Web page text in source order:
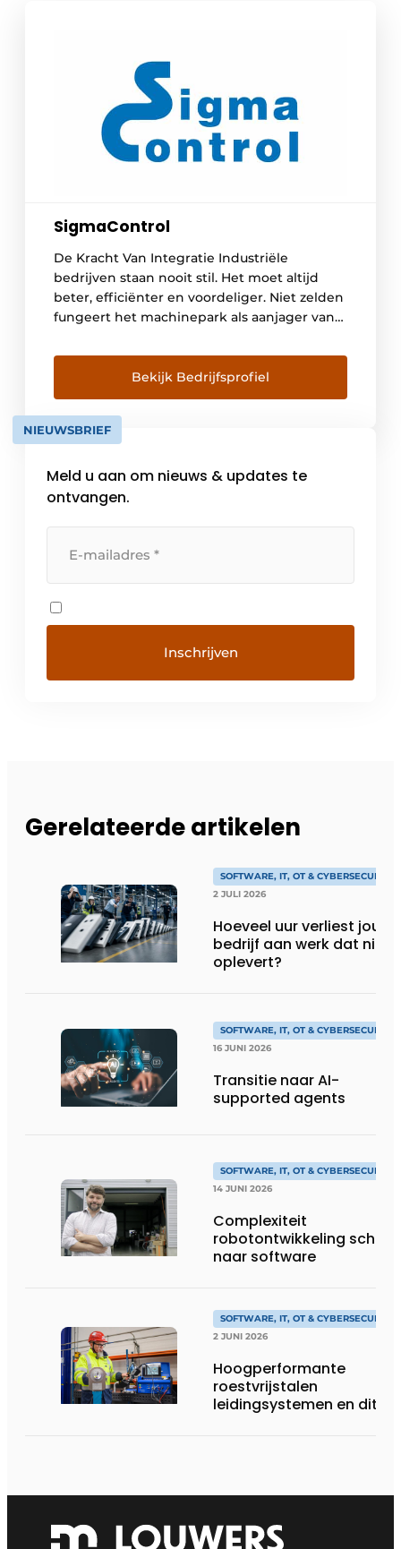
SigmaControl
De Kracht Van Integratie Industriële
bedrijven staan nooit stil. Het moet altijd
beter, efficiënter en voordeliger. Niet zelden
fungeert het machinepark als aanjager van
industriële toepassingen moeten mee in die
ontwikkelingen. Met SigmaControl heeft u
een partner die uw business begrijpt. En die
u in staat stelt om uw machines optimaal […]
Bekijk Bedrijfsprofiel
NIEUWSBRIEF
Meld u aan om nieuws & updates te
ontvangen.
Gerelateerde artikelen
SOFTWARE, IT, OT & CYBERSECURITY
2 JULI 2026
Hoeveel uur verliest jouw
bedrijf aan werk dat niks
oplevert?
SOFTWARE, IT, OT & CYBERSECURITY
16 JUNI 2026
Transitie naar AI-
supported agents
SOFTWARE, IT, OT & CYBERSECURITY
14 JUNI 2026
Complexiteit
robotontwikkeling schuift
naar software
SOFTWARE, IT, OT & CYBERSECURITY
2 JUNI 2026
Hoogperformante
roestvrijstalen
leidingsystemen en dito